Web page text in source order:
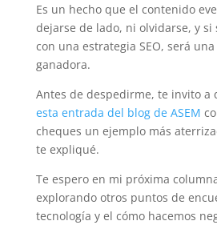
Es un hecho que el contenido
dejarse de lado, ni olvidarse, y si
con una estrategia SEO, será
ganadora.
Antes de despedirme, te invito a
esta entrada del blog de ASEM
cheques un ejemplo más
te expliqué.
Te espero en mi próxima
explorando otros puntos de
tecnología y el cómo hacemos